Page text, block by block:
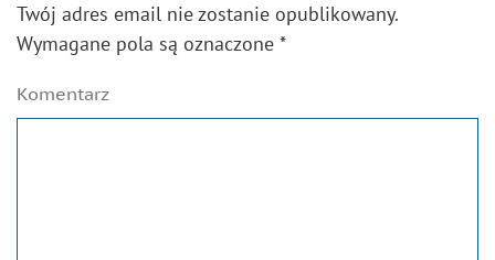
Twój adres email nie zostanie opublikowany.
Wymagane pola są oznaczone *
Komentarz